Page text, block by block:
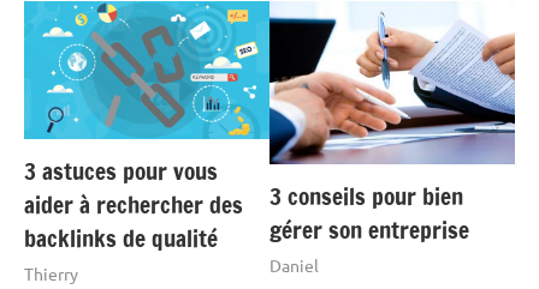
3 astuces pour vous
aider à rechercher des
backlinks de qualité
Thierry
3 conseils pour bien
gérer son entreprise
Daniel